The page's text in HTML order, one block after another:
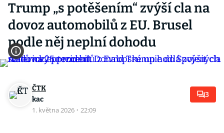
Trump „s potěšením“ zvýší cla na
dovoz automobilů z EU. Brusel
podle něj neplní dohodu
ČTK
kac
1. května 2026 · 22:09
3